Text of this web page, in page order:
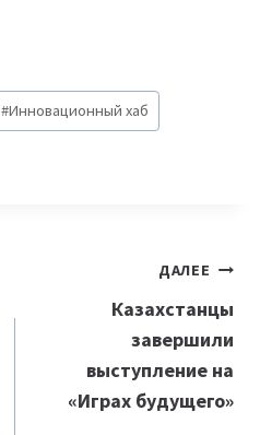
#Инновационный хаб
ДАЛЕЕ
Казахстанцы
завершили
выступление на
«Играх будущего»